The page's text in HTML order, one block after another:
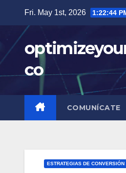
content
Fri. May 1st, 2026 1:22:45
co
COMUNÍCATE
ESTRATEGIAS DE